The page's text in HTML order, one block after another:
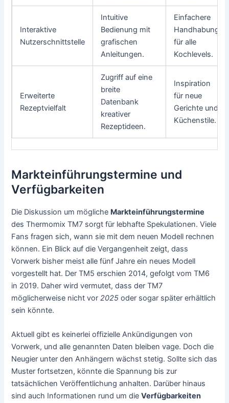
Interaktive
Nutzerschnittstelle
Intuitive
Bedienung mit
grafischen
Anleitungen.
Einfachere
Handhabung
für alle
Kochlevels.
Erweiterte
Rezeptvielfalt
Zugriff auf eine
breite
Datenbank
kreativer
Rezeptideen.
Inspiration
für neue
Gerichte und
Küchenstile.
Markteinführungstermine und
Verfügbarkeiten
Die Diskussion um mögliche Markteinführungstermine
des Thermomix TM7 sorgt für lebhafte Spekulationen. Viele
Fans fragen sich, wann sie mit dem neuen Modell rechnen
können. Ein Blick auf die Vergangenheit zeigt, dass
Vorwerk bisher meist alle fünf Jahre ein neues Modell
vorgestellt hat. Der TM5 erschien 2014, gefolgt vom TM6
in 2019. Daher wird vermutet, dass der TM7
möglicherweise nicht vor2025 oder sogar später erhältlich
sein könnte.
Aktuell gibt es keinerlei offizielle Ankündigungen von
Vorwerk, und alle genannten Daten bleiben vage. Doch die
Neugier unter den Anhängern wächst stetig. Sollte sich das
Muster fortsetzen, könnte die Spannung bis zur
tatsächlichen Veröffentlichung anhalten. Darüber hinaus
sind auch Informationen rund um dieVerfügbarkeiten